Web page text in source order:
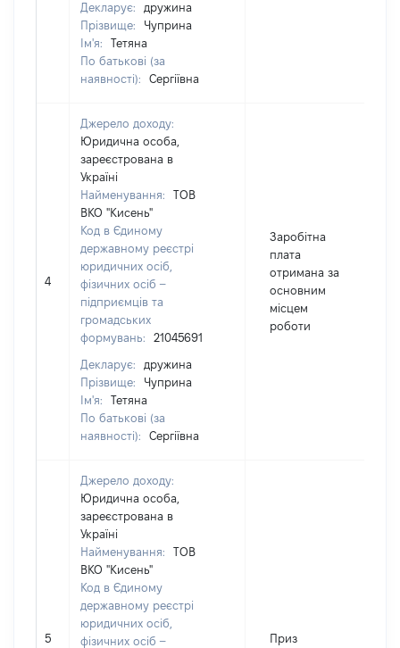
Декларує:
дружина
Прізвище:
Чуприна
Ім'я:
Тетяна
По батькові (за
наявності):
Сергіївна
4
Джерело доходу:
Юридична особа,
зареєстрована в
Україні
Найменування:
ТОВ
ВКО "Кисень"
Код в Єдиному
державному реєстрі
юридичних осіб,
фізичних осіб –
підприємців та
громадських
формувань:
21045691
Декларує:
дружина
Прізвище:
Чуприна
Ім'я:
Тетяна
По батькові (за
наявності):
Сергіївна
Заробітна
плата
отримана за
основним
місцем
роботи
5
Джерело доходу:
Юридична особа,
зареєстрована в
Україні
Найменування:
ТОВ
ВКО "Кисень"
Код в Єдиному
державному реєстрі
юридичних осіб,
фізичних осіб –
Приз